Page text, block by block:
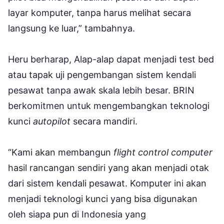
layar komputer, tanpa harus melihat secara
langsung ke luar,” tambahnya.
Heru berharap, Alap-alap dapat menjadi test bed
atau tapak uji pengembangan sistem kendali
pesawat tanpa awak skala lebih besar. BRIN
berkomitmen untuk mengembangkan teknologi
kunci autopilot secara mandiri.
“Kami akan membangun flight control computer
hasil rancangan sendiri yang akan menjadi otak
dari sistem kendali pesawat. Komputer ini akan
menjadi teknologi kunci yang bisa digunakan
oleh siapa pun di Indonesia yang